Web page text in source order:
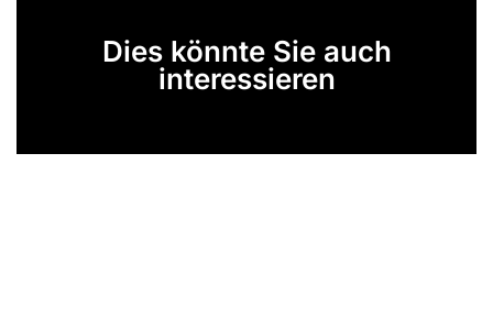
Dies könnte Sie auch
interessieren